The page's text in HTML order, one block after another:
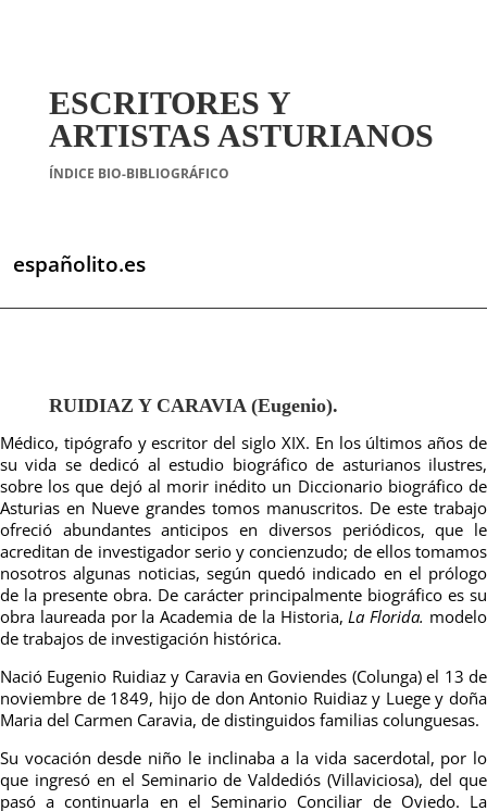
ESCRITORES Y
ARTISTAS ASTURIANOS
ÍNDICE BIO-BIBLIOGRÁFICO
españolito.es
RUIDIAZ Y CARAVIA (Eugenio).
Médico, tipógrafo y escritor del siglo XIX. En los últimos años de
su vida se dedicó al estudio biográfico de asturianos ilustres,
sobre los que dejó al morir inédito un Diccionario biográfico de
Asturias en Nueve grandes tomos manuscritos. De este trabajo
ofreció abundantes anticipos en diversos periódicos, que le
acreditan de investigador serio y concienzudo; de ellos tomamos
nosotros algunas noticias, según quedó indicado en el prólogo
de la presente obra. De carácter principalmente biográfico es su
obra laureada por la Academia de la Historia, La Florida. modelo
de trabajos de investigación histórica.
Nació Eugenio Ruidiaz y Caravia en Goviendes (Colunga) el 13 de
noviembre de 1849, hijo de don Antonio Ruidiaz y Luege y doña
Maria del Carmen Caravia, de distinguidos familias colunguesas.
Su vocación desde niño le inclinaba a la vida sacerdotal, por lo
que ingresó en el Seminario de Valdediós (Villaviciosa), del que
pasó a continuarla en el Seminario Conciliar de Oviedo. La